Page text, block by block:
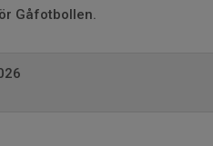
Gåfotbollen.